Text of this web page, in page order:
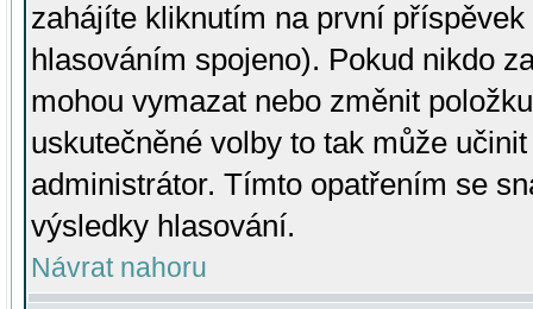
zahájíte kliknutím na první
hlasováním spojeno). Pokud nikdo
mohou vymazat nebo změnit
uskutečněné volby to tak může
administrátor. Tímto opatřením se
výsledky hlasování.
Návrat nahoru